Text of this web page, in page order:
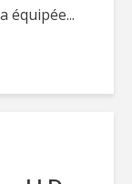
équipée...